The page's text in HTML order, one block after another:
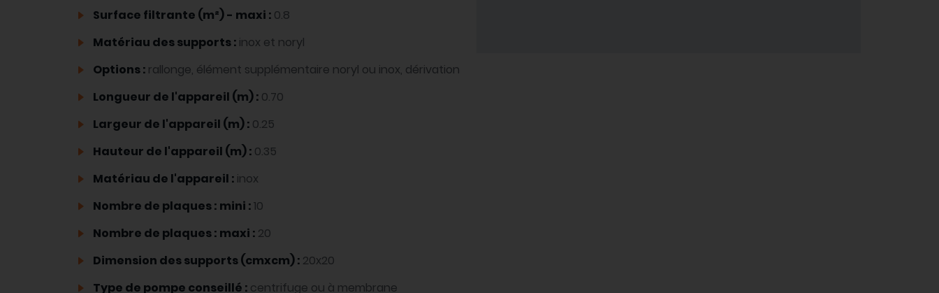
Surface filtrante (m²) - maxi : 0.8
Matériau des supports : inox et noryl
Options : rallonge, élément supplémentaire noryl ou inox, dérivation
Longueur de l'appareil (m) : 0.70
Largeur de l'appareil (m) : 0.25
Hauteur de l'appareil (m) : 0.35
Matériau de l'appareil : inox
Nombre de plaques : mini :10
Nombre de plaques : maxi : 20
Dimension des supports (cmxcm) : 20x20
Type de pompe conseillé : centrifuge ou à membrane